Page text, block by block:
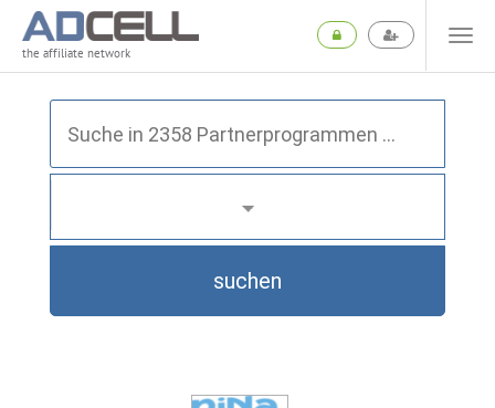
the affiliate network
suchen